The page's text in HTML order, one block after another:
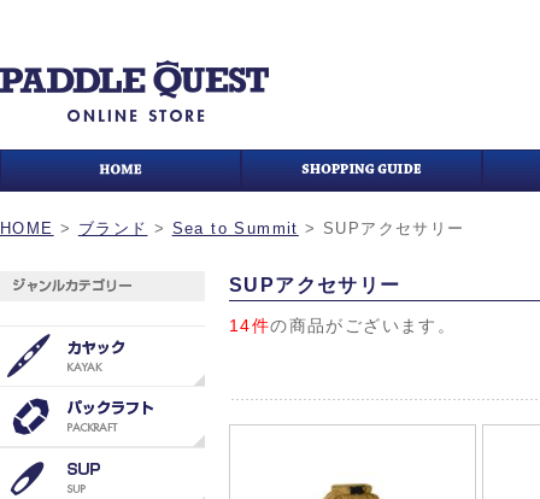
HOME > ブランド > Sea to Summit >SUPアクセサリー
SUPアクセサリー
14件の商品がございます。